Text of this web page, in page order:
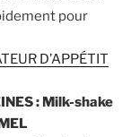
pour
D’APPÉTIT
: Milk-shake